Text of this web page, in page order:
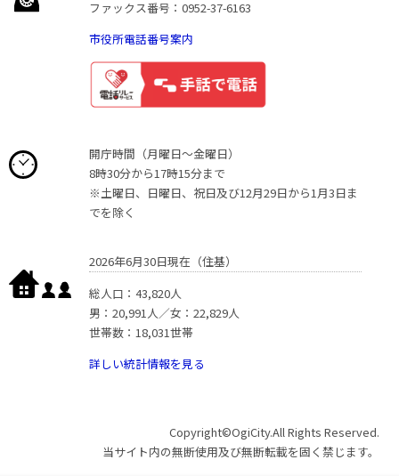
ファックス番号：0952-37-6163
市役所電話番号案内
開庁時間（月曜日〜金曜日）
8時30分から17時15分まで
※土曜日、日曜日、祝日及び12月29日から1月3日ま
でを除く
2026年6月30日現在（住基）
総人口：43,820人
男：20,991人／女：22,829人
世帯数：18,031世帯
詳しい統計情報を見る
Copyright©OgiCity.All Rights Reserved.
当サイト内の無断使用及び無断転載を固く禁じます。